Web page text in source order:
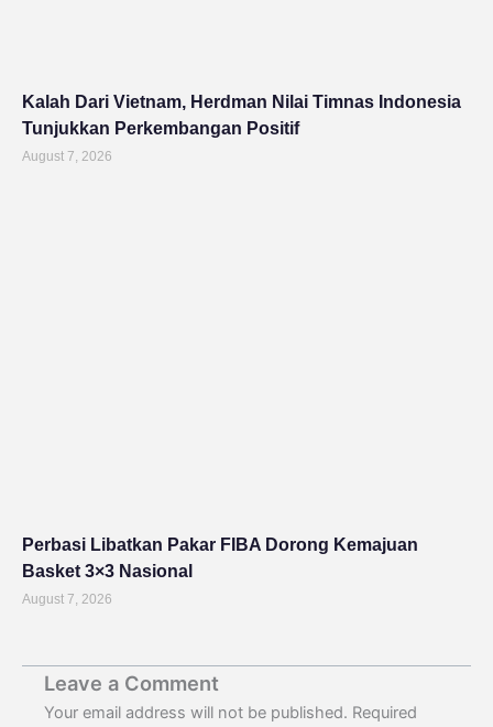
Kalah Dari Vietnam, Herdman Nilai Timnas Indonesia
Tunjukkan Perkembangan Positif
August 7, 2026
Perbasi Libatkan Pakar FIBA Dorong Kemajuan
Basket 3×3 Nasional
August 7, 2026
Leave a Comment
Your email address will not be published. Required